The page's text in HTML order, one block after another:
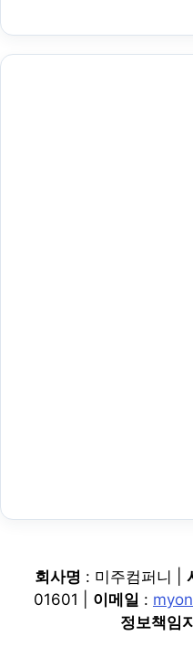
회사명 : 미주컴퍼니 |
01601 | 이메일 :
정보책임